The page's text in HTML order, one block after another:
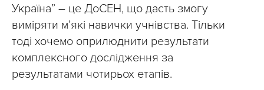
Україна” – це ДоСЕН, що дасть змогу
виміряти м’які навички учнівства. Тільки
тоді хочемо оприлюднити результати
комплексного дослідження за
результатами чотирьох етапів.